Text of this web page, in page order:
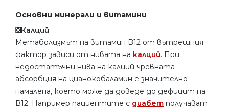
Основни минерали и витамини
❎Калций
Метаболизмът на витамин B12 от вътрешния
фактор зависи от нивата на калций. При
недостатъчни нива на калций чревната
абсорбция на цианокобаламин е значително
намалена, което може да доведе до дефицит на
B12. Например пациентите с диабет получават